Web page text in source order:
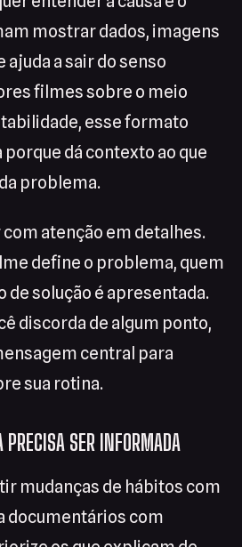
mostrar dados, imagens
ajuda a sair do senso
filmes sobre o meio
esse formato
dá contexto ao que
problema.
atenção em detalhes.
define o problema, quem
de solução é apresentada.
discorda de algum ponto,
central para
sua rotina.
PRECISA SER INFORMADA
mudanças de hábitos com
documentários com